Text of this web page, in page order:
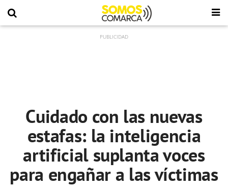
Cuidado con las nuevas
estafas: la inteligencia
artificial suplanta voces
para engañar a las víctimas